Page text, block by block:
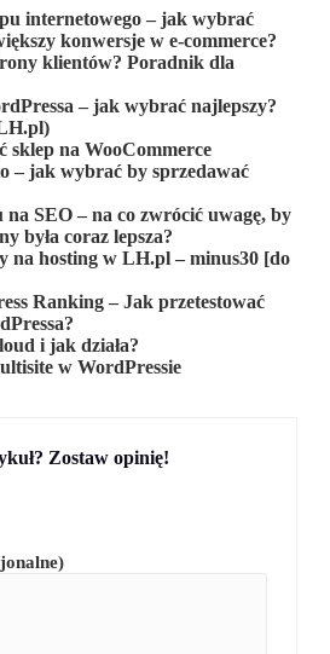
internetowego – jak wybrać
konwersje w e-commerce?
klientów? Poradnik dla
– jak wybrać najlepszy?
sklep na WooCommerce
– jak wybrać by sprzedawać
na SEO ‒ na co zwrócić uwagę, by
była coraz lepsza?
na hosting w LH.pl – minus30 [do
Ranking – Jak przetestować
i jak działa?
w WordPressie
Zostaw opinię!